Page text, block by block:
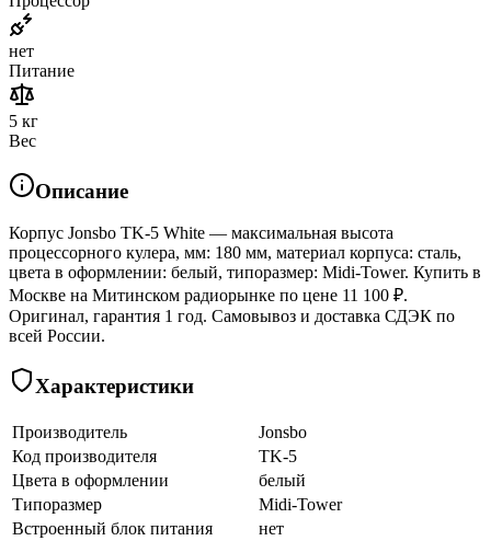
нет
Питание
5 кг
Вес
Описание
Корпус Jonsbo TK-5 White — максимальная высота
процессорного кулера, мм: 180 мм, материал корпуса: сталь,
цвета в оформлении: белый, типоразмер: Midi-Tower. Купить в
Москве на Митинском радиорынке по цене 11 100 ₽.
Оригинал, гарантия 1 год. Самовывоз и доставка СДЭК по
всей России.
Характеристики
Производитель
Jonsbo
Код производителя
TK-5
Цвета в оформлении
белый
Типоразмер
Midi-Tower
Встроенный блок питания
нет